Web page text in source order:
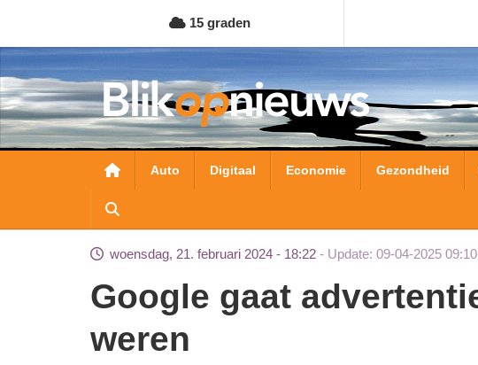
naar
de
inhoud
gaan
15 graden
Hoofdnavigatie
Auto Digitaal Economie Gezondheid
woensdag, 21. februari 2024 - 18:22 Update: 09-04-2025 09:10
Google gaat advertenties van loodgieters
weren